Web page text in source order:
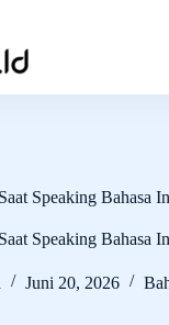
Speaking Bahasa
Speaking Bahasa
Juni 20, 2026